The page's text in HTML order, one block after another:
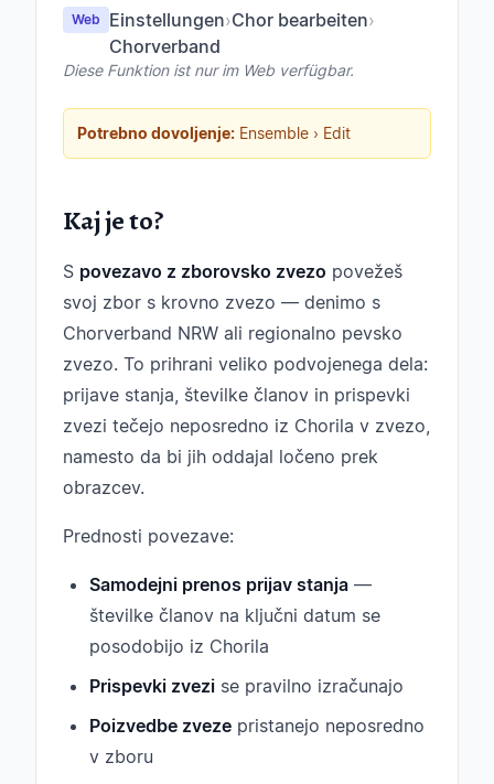
Web Einstellungen›Chor bearbeiten›
Chorverband
Diese Funktion ist nur im Web verfügbar.
Potrebno dovoljenje: Ensemble › Edit
Kaj je to?
S povezavo z zborovsko zvezo povežeš
svoj zbor s krovno zvezo — denimo s
Chorverband NRW ali regionalno pevsko
zvezo. To prihrani veliko podvojenega dela:
prijave stanja, številke članov in prispevki
zvezi tečejo neposredno iz Chorila v zvezo,
namesto da bi jih oddajal ločeno prek
obrazcev.
Prednosti povezave:
Samodejni prenos prijav stanja —
številke članov na ključni datum se
posodobijo iz Chorila
Prispevki zvezi se pravilno izračunajo
Poizvedbe zveze pristanejo neposredno
v zboru